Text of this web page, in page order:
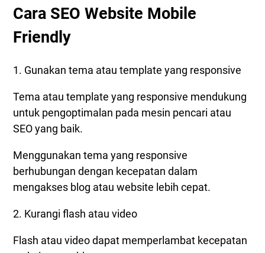
Cara SEO Website Mobile
Friendly
1. Gunakan tema atau template yang responsive
Tema atau template yang responsive mendukung
untuk pengoptimalan pada mesin pencari atau
SEO yang baik.
Menggunakan tema yang responsive
berhubungan dengan kecepatan dalam
mengakses blog atau website lebih cepat.
2. Kurangi flash atau video
Flash atau video dapat memperlambat kecepatan